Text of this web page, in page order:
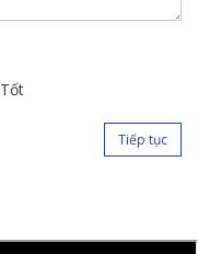
Tốt
Tiếp tục